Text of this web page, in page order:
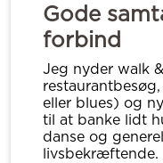
Gode
forbind
Jeg nyder walk
eller blues) og
til at banke lidt
danse og
livsbekræftende.